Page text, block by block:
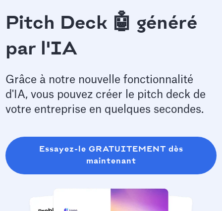
Pitch Deck 🤖 généré
par l'IA
Grâce à notre nouvelle fonctionnalité
d'IA, vous pouvez créer le pitch deck de
votre entreprise en quelques secondes.
Essayez-le GRATUITEMENT dès
maintenant